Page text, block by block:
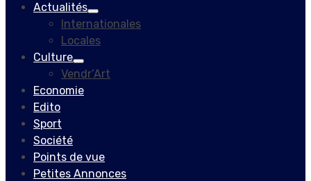
Actualités
Internationales
Locales
Culture
Vendr’Art
Economie
Edito
Sport
Société
Points de vue
Petites Annonces